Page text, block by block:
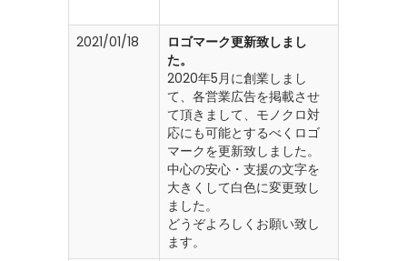
2021/01/18
ロゴマーク更新致しまし
た。
2020年5月に創業しまし
て、各営業広告を掲載させ
て頂きまして、モノクロ対
応にも可能とするべくロゴ
マークを更新致しました。
中心の安心・支援の文字を
大きくして白色に変更致し
ました。
どうぞよろしくお願い致し
ます。